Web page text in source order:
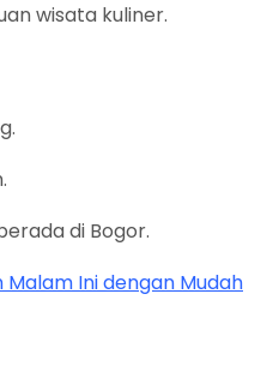
wisata kuliner.
di Bogor.
Ini dengan Mudah